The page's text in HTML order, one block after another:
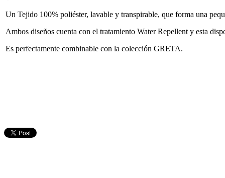
Un Tejido 100% poliéster, lavable y transpirable, que forma una
Ambos diseños cuenta con el tratamiento Water Repellent y esta
Es perfectamente combinable con la colección GRETA.